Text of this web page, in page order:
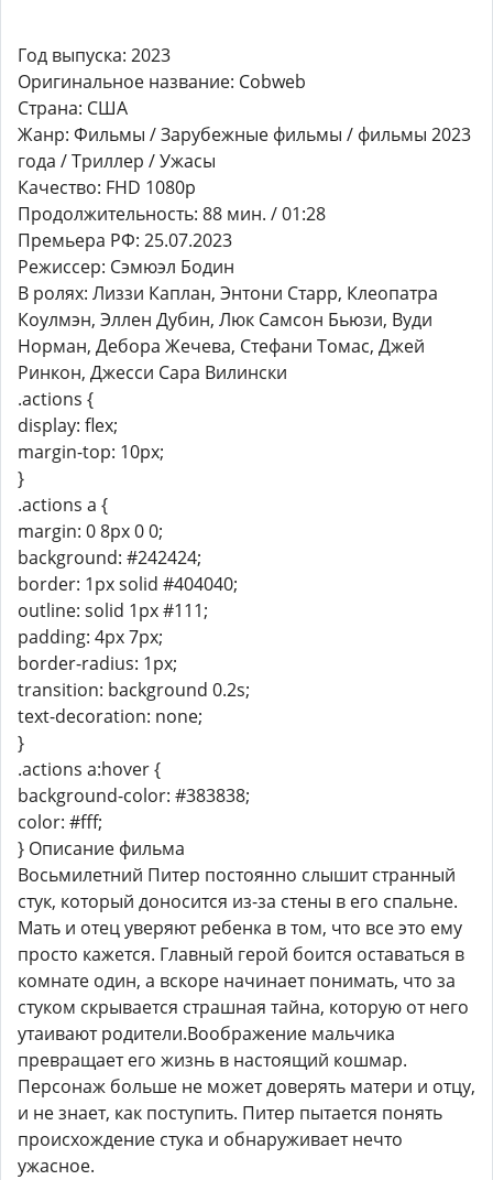
Год выпуска: 2023
Оригинальное название: Cobweb
Страна: США
Жанр: Фильмы / Зарубежные фильмы / фильмы 2023
года / Триллер / Ужасы
Качество: FHD 1080p
Продолжительность: 88 мин. / 01:28
Премьера РФ: 25.07.2023
Режиссер: Сэмюэл Бодин
В ролях: Лиззи Каплан, Энтони Старр, Клеопатра
Коулмэн, Эллен Дубин, Люк Самсон Бьюзи, Вуди
Норман, Дебора Жечева, Стефани Томас, Джей
Ринкон, Джесси Сара Вилински
.actions {
display: flex;
margin-top: 10px;
}
.actions a {
margin: 0 8px 0 0;
background: #242424;
border: 1px solid #404040;
outline: solid 1px #111;
padding: 4px 7px;
border-radius: 1px;
transition: background 0.2s;
text-decoration: none;
}
.actions a:hover {
background-color: #383838;
color: #fff;
} Описание фильма
Восьмилетний Питер постоянно слышит странный
стук, который доносится из-за стены в его спальне.
Мать и отец уверяют ребенка в том, что все это ему
просто кажется. Главный герой боится оставаться в
комнате один, а вскоре начинает понимать, что за
стуком скрывается страшная тайна, которую от него
утаивают родители.Воображение мальчика
превращает его жизнь в настоящий кошмар.
Персонаж больше не может доверять матери и отцу,
и не знает, как поступить. Питер пытается понять
происхождение стука и обнаруживает нечто
ужасное.